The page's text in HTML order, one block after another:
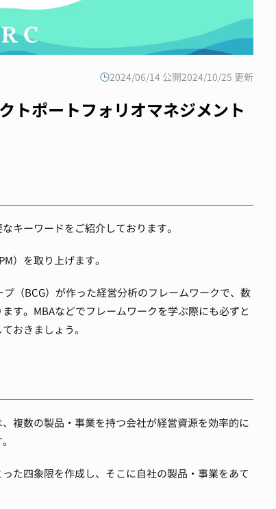
2024/06/14 公開2024/10/25 更新
トポートフォリオマネジメント
キーワードをご紹介しております。
）を取り上げます。
（BCG）が作った経営分析のフレームワークで、数
す。 MBAなどでフレームワークを学ぶ際にも必ずと
おきましょう。
、複数の製品・事業を持つ会社が経営資源を効率的に
た四象限を作成し、そこに自社の製品・事業をあて